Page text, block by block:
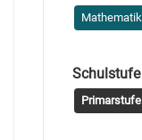
Mathematik
Schulstufe
Primarstufe